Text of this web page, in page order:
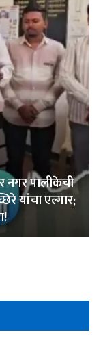
नगर पालीकेची
यांचा एल्गार;